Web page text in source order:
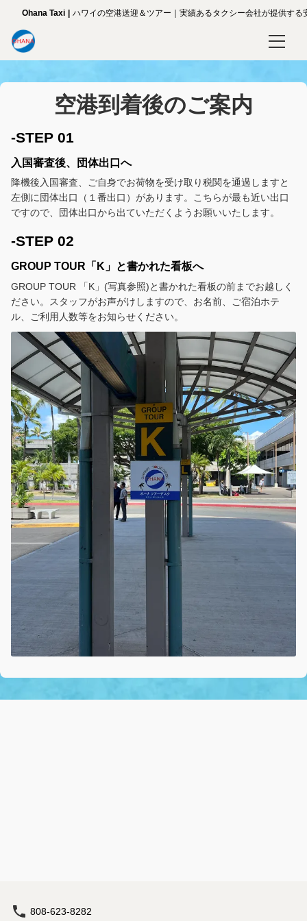
Ohana Taxi ハワイの空港送迎＆ツアー｜実績あるタクシー会社が提供する
送迎サービス
空港送迎
ワイキキ地区
コオリナ地区
ツアー
ご案内
空港到着後のご案内
よくあるお問合せ
会社案内
한국어
言語
日本語
空港到着後のご案内
-STEP 01
入国審査後、団体出口へ
降機後入国審査、ご自身でお荷物を受け取り税関を通過しますと
左側に団体出口（１番出口）があります。こちらが最も近い出口
ですので、団体出口から出ていただくようお願いいたします。
-STEP 02
GROUP TOUR「K」と書かれた看板へ
GROUP TOUR 「K」(写真参照)と書かれた看板の前までお越しく
ださい。スタッフがお声がけしますので、お名前、ご宿泊ホテ
ル、ご利用人数等をお知らせください。
808-623-8282